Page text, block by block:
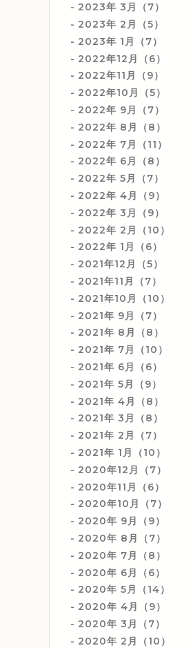
2023年 3月（7）
2023年 2月（5）
2023年 1月（7）
2022年12月（6）
2022年11月（9）
2022年10月（5）
2022年 9月（7）
2022年 8月（8）
2022年 7月（11）
2022年 6月（8）
2022年 5月（7）
2022年 4月（9）
2022年 3月（9）
2022年 2月（10）
2022年 1月（6）
2021年12月（5）
2021年11月（7）
2021年10月（10）
2021年 9月（7）
2021年 8月（8）
2021年 7月（10）
2021年 6月（6）
2021年 5月（9）
2021年 4月（8）
2021年 3月（8）
2021年 2月（7）
2021年 1月（10）
2020年12月（7）
2020年11月（6）
2020年10月（7）
2020年 9月（9）
2020年 8月（7）
2020年 7月（8）
2020年 6月（6）
2020年 5月（14）
2020年 4月（9）
2020年 3月（7）
2020年 2月（10）